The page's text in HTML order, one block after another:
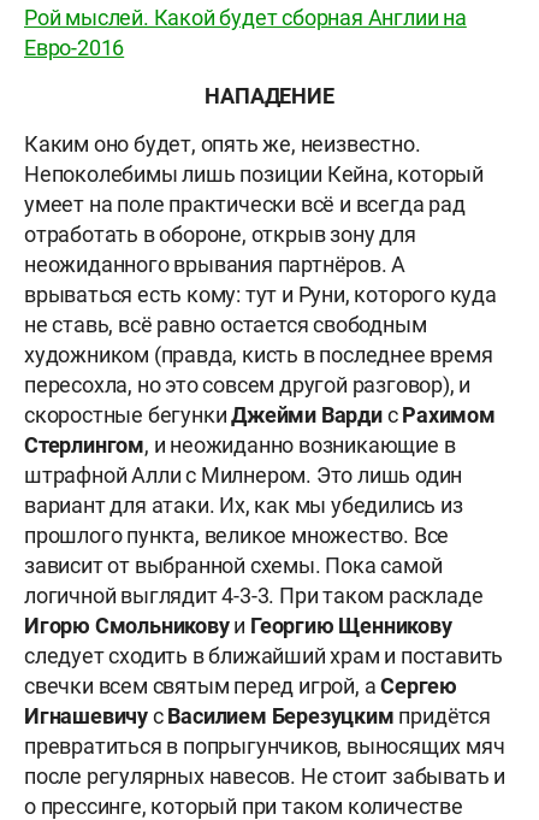
Рой мыслей. Какой будет сборная Англии на
Евро-2016
НАПАДЕНИЕ
Каким оно будет, опять же, неизвестно.
Непоколебимы лишь позиции Кейна, который
умеет на поле практически всё и всегда рад
отработать в обороне, открыв зону для
неожиданного врывания партнёров. А
врываться есть кому: тут и Руни, которого куда
не ставь, всё равно остается свободным
художником (правда, кисть в последнее время
пересохла, но это совсем другой разговор), и
скоростные бегункиДжейми ВардисРахимом
Стерлингом, и неожиданно возникающие в
штрафной Алли с Милнером. Это лишь один
вариант для атаки. Их, как мы убедились из
прошлого пункта, великое множество. Все
зависит от выбранной схемы. Пока самой
логичной выглядит 4-3-3. При таком раскладе
Игорю Смольниковуи Георгию Щенникову
следует сходить в ближайший храм и поставить
свечки всем святым перед игрой, аСергею
ИгнашевичусВасилием Березуцким придётся
превратиться в попрыгунчиков, выносящих мяч
после регулярных навесов. Не стоит забывать и
о прессинге, который при таком количестве